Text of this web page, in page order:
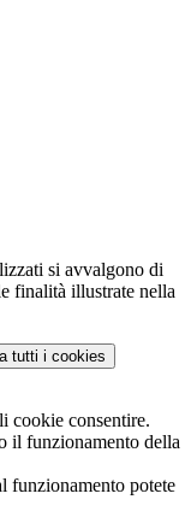
si avvalgono di
finalità illustrate nella
tutti i cookies
cookie consentire.
il funzionamento della
funzionamento potete